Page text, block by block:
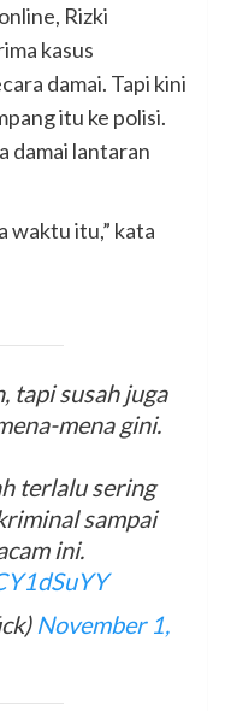
Rizki
kasus
damai. Tapi kini
itu ke polisi.
damai lantaran
waktu itu,” kata
tapi susah juga
mena gini.
terlalu sering
sampai
ini.
November 1,